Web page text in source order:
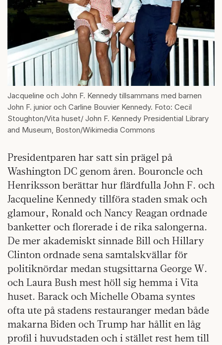
Jacqueline och John F. Kennedy tillsammans med barnen
John F. junior och Carline Bouvier Kennedy. Foto: Cecil
Stoughton/Vita huset/ John F. Kennedy Presidential Library
and Museum, Boston/Wikimedia Commons
Presidentparen har satt sin prägel på
Washington DC genom åren. Bouroncle och
Henriksson berättar hur flärdfulla John F. och
Jacqueline Kennedy tillföra staden smak och
glamour, Ronald och Nancy Reagan ordnade
banketter och florerade i de rika salongerna.
De mer akademiskt sinnade Bill och Hillary
Clinton ordnade sena samtalskvällar för
politiknördar medan stugsittarna George W.
och Laura Bush mest höll sig hemma i Vita
huset. Barack och Michelle Obama syntes
ofta ute på stadens restauranger medan både
makarna Biden och Trump har hållit en låg
profil i huvudstaden och i stället rest hem till